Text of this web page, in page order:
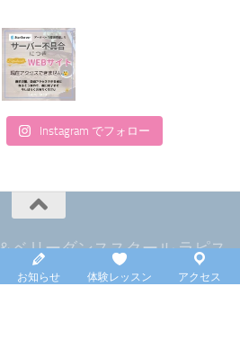
Instagram でフォロー
ベリーダンススクール ラピス
All Rights Reserved.
お知らせ 体験レッスン アクセス